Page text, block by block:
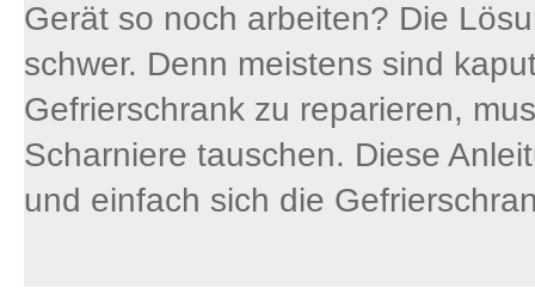
Gerät so noch arbeiten? Die
schwer. Denn meistens sind
Gefrierschrank zu reparieren,
Scharniere tauschen. Diese
und einfach sich die